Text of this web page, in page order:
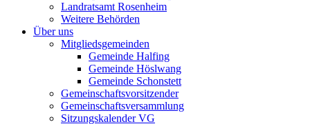
Landratsamt Rosenheim
Weitere Behörden
Über uns
Mitgliedsgemeinden
Gemeinde Halfing
Gemeinde Höslwang
Gemeinde Schonstett
Gemeinschaftsvorsitzender
Gemeinschaftsversammlung
Sitzungskalender VG